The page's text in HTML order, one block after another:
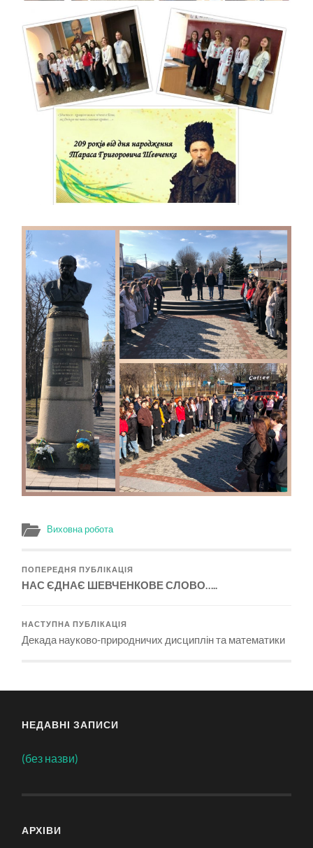
Виховна робота
ПОПЕРЕДНЯ ПУБЛІКАЦІЯ
НАС ЄДНАЄ ШЕВЧЕНКОВЕ СЛОВО…..
НАСТУПНА ПУБЛІКАЦІЯ
Декада науково-природничих дисциплін та математики
НЕДАВНІ ЗАПИСИ
(без назви)
АРХІВИ